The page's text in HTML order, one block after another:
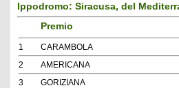
Ippodromo: Siracusa, del
Premio
1
CARAMBOLA
2
AMERICANA
3
GORIZIANA